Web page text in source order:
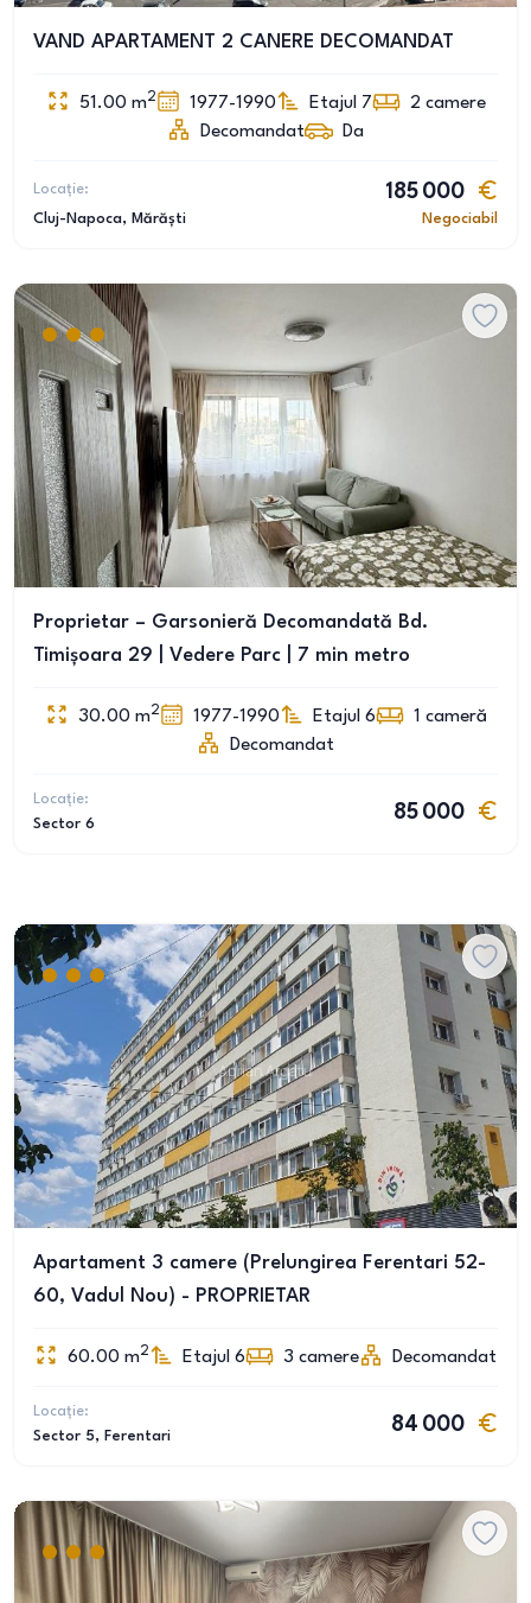
VAND APARTAMENT 2 CANERE DECOMANDAT
51.00 m2 1977-1990 Etajul 7 2 camere
Decomandat
Da
Locație:
Cluj-Napoca, Mărăști
185 000
Negociabil
Proprietar – Garsonieră Decomandată Bd.
Timișoara 29 | Vedere Parc | 7 min metro
30.00 m2 1977-1990 Etajul 6 1 cameră
Decomandat
Locație:
Sector 6
85 000
Apartament 3 camere (Prelungirea Ferentari 52-
60, Vadul Nou) - PROPRIETAR
60.00 m2 Etajul 6 3 camere Decomandat
Locație:
Sector 5, Ferentari
84 000